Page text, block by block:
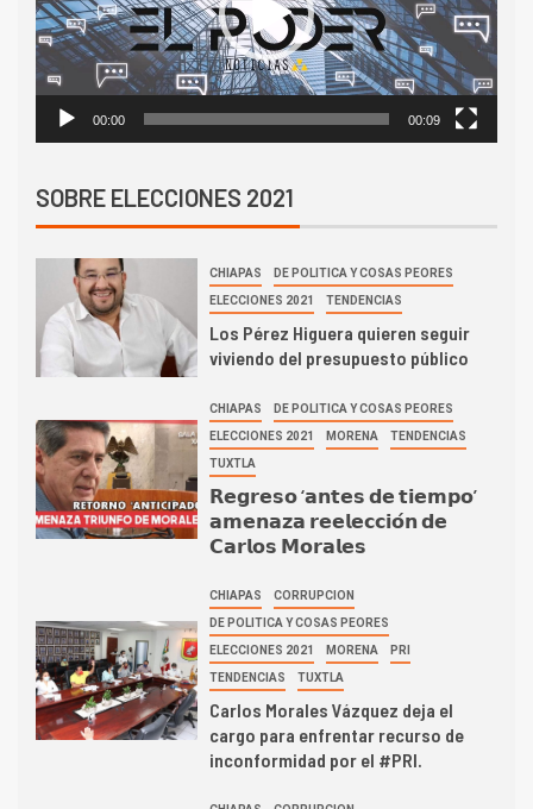
00:00 00:09
SOBRE ELECCIONES 2021
CHIAPAS DE POLITICA Y COSAS PEORES
ELECCIONES 2021 TENDENCIAS
Los Pérez Higuera quieren seguir
viviendo del presupuesto público
CHIAPAS DE POLITICA Y COSAS PEORES
ELECCIONES 2021 MORENA TENDENCIAS
TUXTLA
𝗥𝗲𝗴𝗿𝗲𝘀𝗼 ‘𝗮𝗻𝘁𝗲𝘀 𝗱𝗲 𝘁𝗶𝗲𝗺𝗽𝗼’
𝗮𝗺𝗲𝗻𝗮𝘇𝗮 𝗿𝗲𝗲𝗹𝗲𝗰𝗰𝗶𝗼́𝗻 𝗱𝗲
𝗖𝗮𝗿𝗹𝗼𝘀 𝗠𝗼𝗿𝗮𝗹𝗲𝘀
CHIAPAS CORRUPCION
DE POLITICA Y COSAS PEORES
ELECCIONES 2021 MORENA PRI
TENDENCIAS TUXTLA
Carlos Morales Vázquez deja el
cargo para enfrentar recurso de
inconformidad por el #PRI.